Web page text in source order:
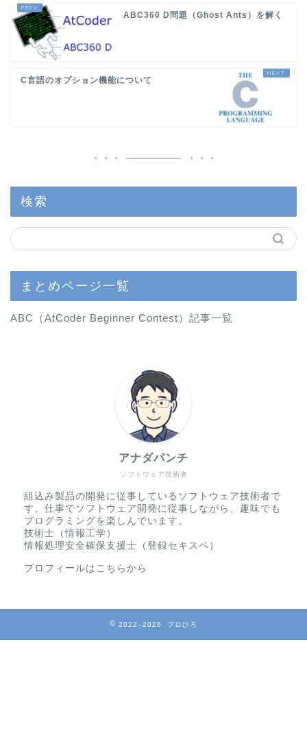
ABC360 D問題（Ghost Ants）を解く
C言語のオプション機能について
検索
まとめページ一覧
ABC（AtCoder Beginner Contest）記事一覧
ソフトウェア技術者
アナダパンチ
組込み製品の開発に従事しているソフトウェア技術者で
す。仕事でソフトウェア開発に従事しながら、趣味でも
プログラミングを楽しんでいます。
技術士（情報工学）
情報処理安全確保支援士（登録セキスペ）
プロフィールはこちらから
2022–2026 プロひろ